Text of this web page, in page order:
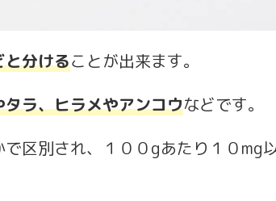
と分けることが出来ます。
タラ、ヒラメやアンコウなどです。
区別され、１００gあたり１０mg